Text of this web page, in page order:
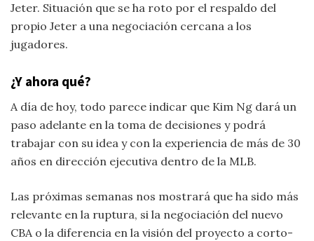
Jeter. Situación que se ha roto por el respaldo del
propio Jeter a una negociación cercana a los
jugadores.
¿Y ahora qué?
A día de hoy, todo parece indicar que Kim Ng dará un
paso adelante en la toma de decisiones y podrá
trabajar con su idea y con la experiencia de más de 30
años en dirección ejecutiva dentro de la MLB.
Las próximas semanas nos mostrará que ha sido más
relevante en la ruptura, si la negociación del nuevo
CBA o la diferencia en la visión del proyecto a corto-